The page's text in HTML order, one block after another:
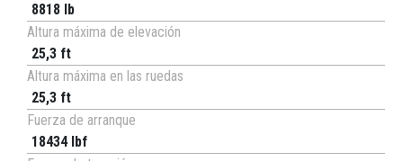
8818 lb
Altura máxima de elevación
25,3 ft
Altura máxima en las ruedas
25,3 ft
Fuerza de arranque
18434 lbf